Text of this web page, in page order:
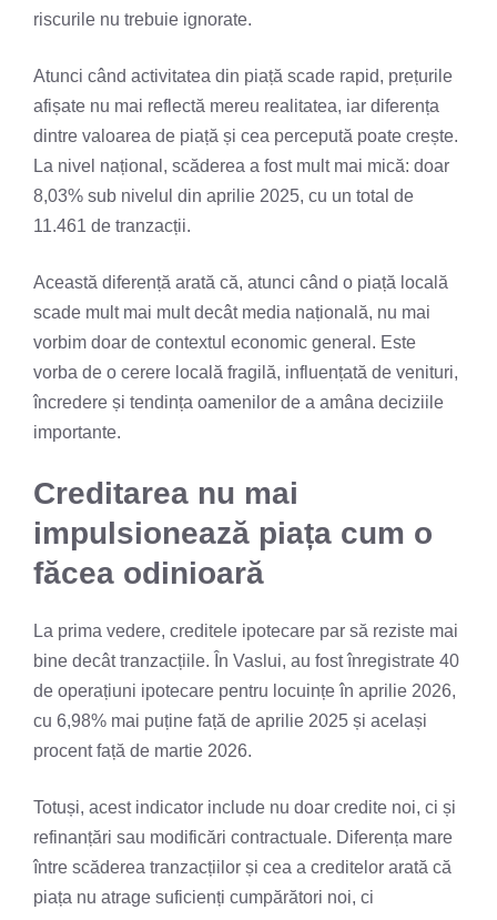
riscurile nu trebuie ignorate.
Atunci când activitatea din piață scade rapid, prețurile
afișate nu mai reflectă mereu realitatea, iar diferența
dintre valoarea de piață și cea percepută poate crește.
La nivel național, scăderea a fost mult mai mică: doar
8,03% sub nivelul din aprilie 2025, cu un total de
11.461 de tranzacții.
Această diferență arată că, atunci când o piață locală
scade mult mai mult decât media națională, nu mai
vorbim doar de contextul economic general. Este
vorba de o cerere locală fragilă, influențată de venituri,
încredere și tendința oamenilor de a amâna deciziile
importante.
Creditarea nu mai
impulsionează piața cum o
făcea odinioară
La prima vedere, creditele ipotecare par să reziste mai
bine decât tranzacțiile. În Vaslui, au fost înregistrate 40
de operațiuni ipotecare pentru locuințe în aprilie 2026,
cu 6,98% mai puține față de aprilie 2025 și același
procent față de martie 2026.
Totuși, acest indicator include nu doar credite noi, ci și
refinanțări sau modificări contractuale. Diferența mare
între scăderea tranzacțiilor și cea a creditelor arată că
piața nu atrage suficienți cumpărători noi, ci